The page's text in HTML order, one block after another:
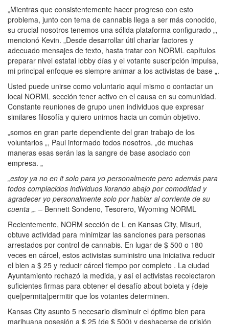
„Mientras que consistentemente hacer progreso con esto
problema, junto con tema de cannabis llega a ser más conocido,
su crucial nosotros tenemos una sólida plataforma configurado „,
mencionó Kevin. „Desde desarrollar útil charlar factores y
adecuado mensajes de texto, hasta tratar con NORML capítulos
preparar nivel estatal lobby días y el votante suscripción impulsa,
mi principal enfoque es siempre animar a los activistas de base „.
Usted puede unirse como voluntario aquí mismo o contactar un
local NORML sección tener activo en el causa en su comunidad.
Constante reuniones de grupo unen individuos que expresar
similares filosofía y quiero unirnos hacia un común objetivo.
„somos en gran parte dependiente del gran trabajo de los
voluntarios „, Paul informado todos nosotros. „de muchas
maneras esas serán las la sangre de base asociado con
empresa. „
„estoy ya no en it solo para yo personalmente pero además para
todos complacidos individuos llorando abajo por comodidad y
agradecer yo personalmente solo por hablar al corriente de su
cuenta „. – Bennett Sondeno, Tesorero, Wyoming NORML
Recientemente, NORM sección de L en Kansas City, Misuri,
obtuve actividad para minimizar las sanciones para personas
arrestados por control de cannabis. En lugar de $ 500 o 180
veces en cárcel, estos activistas suministro una iniciativa reducir
el bien a $ 25 y reducir cárcel tiempo por completo . La ciudad
Ayuntamiento rechazó la medida, y así el activistas recolectaron
suficientes firmas para obtener el desafío about boleta y {deje
que|permita|permitir que los votantes determinen.
Kansas City asunto 5 necesario disminuir el óptimo bien para
marihuana posesión a $ 25 (de $ 500) y deshacerse de prisión